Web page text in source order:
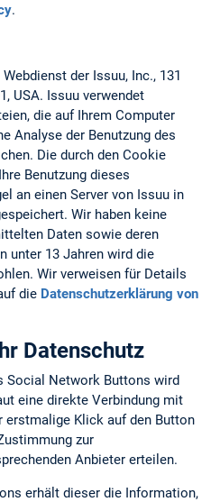
.
der Issuu, Inc., 131
USA. Issuu verwendet
die auf Ihrem Computer
Analyse der Benutzung des
Die durch den Cookie
Benutzung dieses
an einen Server von Issuu in
Wir haben keine
Daten sowie deren
unter 13 Jahren wird die
Wir verweisen für Details
die Datenschutzerklärung von
Datenschutz
Social Network Buttons wird
eine direkte Verbindung mit
erstmalige Klick auf den Button
zur
Anbieter erteilen.
erhält dieser die Information,